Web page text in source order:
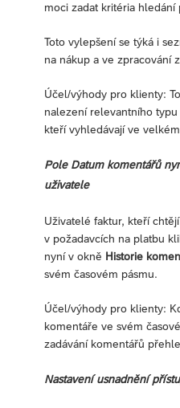
moci zadat kritéria hledání
Toto vylepšení se týká i
na nákup a ve zpracování
Účel/výhody pro klienty:
nalezení relevantního
kteří vyhledávají ve
Pole Datum komentářů
uživatele
Uživatelé faktur, kteří
v požadavcích na platbu
nyní v okně Historie
svém časovém pásmu.
Účel/výhody pro klienty:
komentáře ve svém
zadávání komentářů
Nastavení usnadnění